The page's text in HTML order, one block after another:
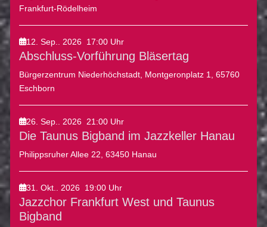
Frankfurt-Rödelheim
12. Sep.. 2026 17:00 Uhr
Abschluss-Vorführung Bläsertag
Bürgerzentrum Niederhöchstadt, Montgeronplatz 1, 65760
Eschborn
26. Sep.. 2026 21:00 Uhr
Die Taunus Bigband im Jazzkeller Hanau
Philippsruher Allee 22, 63450 Hanau
31. Okt.. 2026 19:00 Uhr
Jazzchor Frankfurt West und Taunus
Bigband